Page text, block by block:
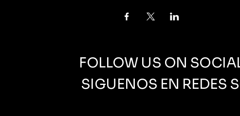
FOLLOW US ON
SIGUENOS EN REDES